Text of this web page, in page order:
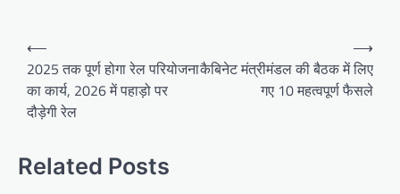
Post
navigation
⟵
2025 तक पूर्ण होगा रेल परियोजना
का कार्य, 2026 में पहाड़ो पर
दौड़ेगी रेल
कैबिनेट मंत्रीमंडल की बैठक में लिए
गए 10 महत्वपूर्ण फैसले
⟶
Related Posts